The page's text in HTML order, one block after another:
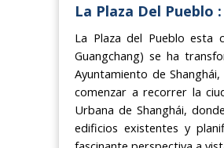
La Plaza Del Pueblo :
La Plaza del Pueblo esta
Guangchang) se ha
Ayuntamiento de
comenzar a recorrer la
Urbana de Shanghái,
edificios existentes y